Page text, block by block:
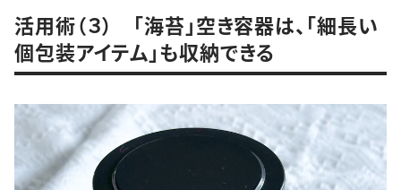
活用術（３） 「海苔」空き容器は、「細長い
個包装アイテム」も収納できる